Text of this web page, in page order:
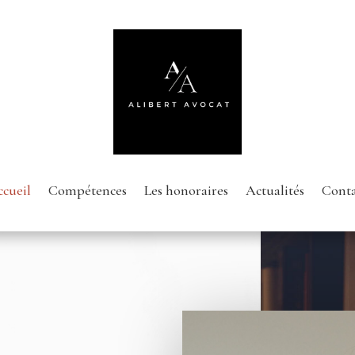
Compétences Les honoraires Actualités